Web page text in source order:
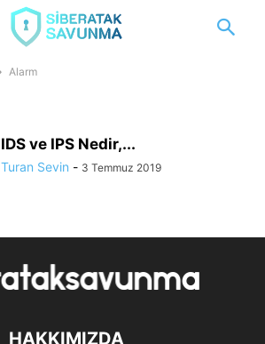
Alarm
IDS ve IPS Nedir,...
Turan Sevin - 3 Temmuz 2019
HAKKIMIZDA